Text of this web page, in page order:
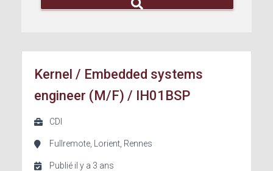
Kernel / Embedded systems
engineer (M/F) / IH01BSP
CDI
Fullremote, Lorient, Rennes
Publié il y a 3 ans